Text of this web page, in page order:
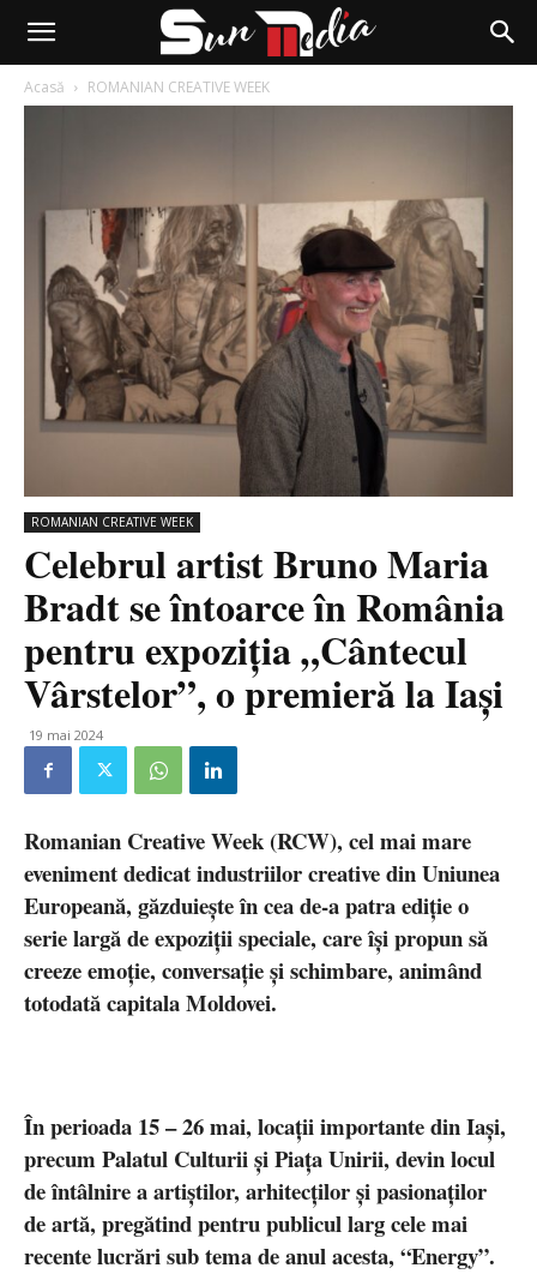
Acasă ROMANIAN CREATIVE WEEK
ROMANIAN CREATIVE WEEK
Celebrul artist Bruno Maria
Bradt se întoarce în România
pentru expoziția „Cântecul
Vârstelor”, o premieră la Iași
19 mai 2024
Romanian Creative Week (RCW), cel mai mare
eveniment dedicat industriilor creative din Uniunea
Europeană, găzduiește în cea de-a patra ediție o
serie largă de expoziții speciale, care își propun să
creeze emoție, conversație și schimbare, animând
totodată capitala Moldovei.
În perioada 15 – 26 mai, locații importante din Iași,
precum Palatul Culturii și Piața Unirii, devin locul
de întâlnire a artiștilor, arhitecților și pasionaților
de artă, pregătind pentru publicul larg cele mai
recente lucrări sub tema de anul acesta, “Energy”.